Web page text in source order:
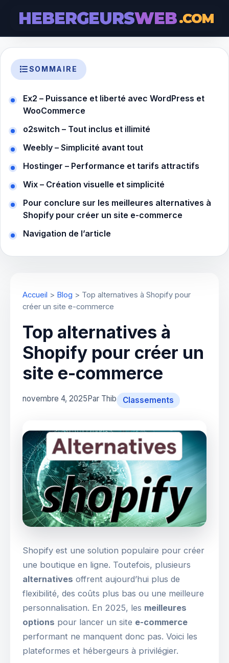
HEBERGEURSWEB.COM
SOMMAIRE
Ex2 – Puissance et liberté avec WordPress et
WooCommerce
o2switch – Tout inclus et illimité
Weebly – Simplicité avant tout
Hostinger – Performance et tarifs attractifs
Wix – Création visuelle et simplicité
Pour conclure sur les meilleures alternatives à
Shopify pour créer un site e-commerce
Navigation de l’article
Accueil > Blog > Top alternatives à Shopify pour
créer un site e-commerce
Top alternatives à
Shopify pour créer un
site e-commerce
novembre 4, 2025Par Thib Classements
Shopify est une solution populaire pour créer
une boutique en ligne. Toutefois, plusieurs
alternatives offrent aujourd’hui plus de
flexibilité, des coûts plus bas ou une meilleure
personnalisation. En 2025, les meilleures
options pour lancer un site e-commerce
performant ne manquent donc pas. Voici les
plateformes et hébergeurs à privilégier.